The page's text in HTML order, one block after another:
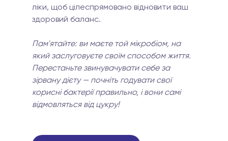
ліки, щоб цілеспрямовано відновити ваш
здоровий баланс.
Пам'ятайте: ви маєте той мікробіом, на
який заслуговуєте своїм способом життя.
Перестаньте звинувачувати себе за
зірвану дієту — почніть годувати свої
корисні бактерії правильно, і вони самі
відмовляться від цукру!